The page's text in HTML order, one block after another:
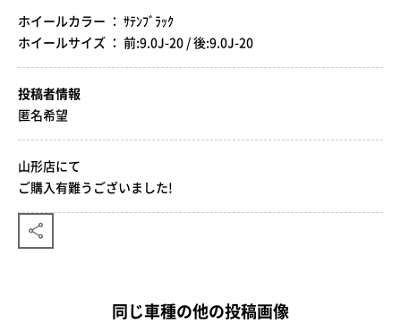
ホイールカラー ： ｻﾃﾝﾌﾞﾗｯｸ
ホイールサイズ ： 前:9.0J-20 / 後:9.0J-20
投稿者情報
匿名希望
山形店にて
ご購入有難うございました!
同じ車種の他の投稿画像